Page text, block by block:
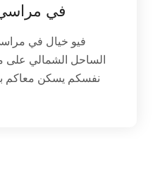
في
الساحل الشمالي على
نفسكم يسكن معاكم